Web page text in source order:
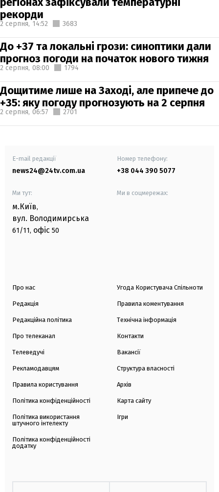
рекорди
2 серпня, 14:52 3683
До +37 та локальні грози: синоптики дали
прогноз погоди на початок нового тижня
2 серпня, 08:00 1794
Дощитиме лише на Заході, але припече до
+35: яку погоду прогнозують на 2 серпня
2 серпня, 06:57 2701
E-mail редакції
news24@24tv.com.ua
Номер телефону:
+38 044 390 5077
Ми тут:
м.Київ,
вул. Володимирська
61/11, офіс 50
Ми в соцмережах:
Про нас
Редакція
Редакційна політика
Про телеканал
Телеведучі
Рекламодавцям
Правила користування
Політика конфіденційності
Політика використання
штучного інтелекту
Політика конфіденційності
додатку
Угода Користувача Спільноти
Правила коментування
Технічна інформація
Контакти
Вакансії
Структура власності
Архів
Карта сайту
Ігри